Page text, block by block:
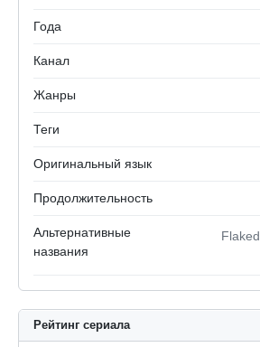
Года
Канал
Жанры
Теги
Оригинальный язык
Продолжительность
Альтернативные
названия
Flaked
Рейтинг сериала